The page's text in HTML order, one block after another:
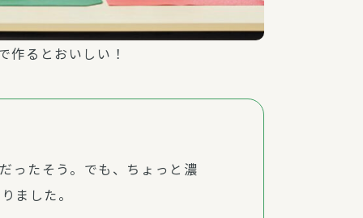
作るとおいしい！
ったそう。でも、ちょっと濃
ました。